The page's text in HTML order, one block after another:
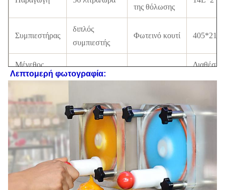
της θόλωσης
Συμπιεστήρας
διπλός
συμπιεστής
Φωτεινό κουτί
Μέγεθος
συσκευασίας
74x78x112CM
Ηλεκτρικό
πρότυπο
220V,50-
60HZ
Δύναμη 370W
G.W. 150 κιλά 130 κιλά
KX-101
FOB
Guangzhou
ΗΠΑ
Λεπτομερή φωτογραφία: